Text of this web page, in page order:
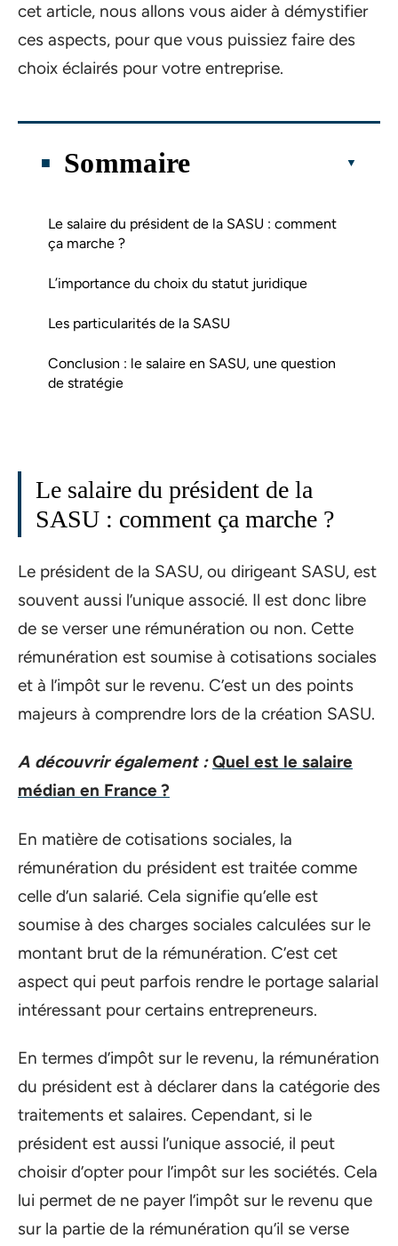
cet article, nous allons vous aider à démystifier
ces aspects, pour que vous puissiez faire des
choix éclairés pour votre entreprise.
Sommaire
Le salaire du président de la SASU : comment
ça marche ?
L’importance du choix du statut juridique
Les particularités de la SASU
Conclusion : le salaire en SASU, une question
de stratégie
Le salaire du président de la
SASU : comment ça marche ?
Le président de la SASU, ou dirigeant SASU, est
souvent aussi l’unique associé. Il est donc libre
de se verser une rémunération ou non. Cette
rémunération est soumise à cotisations sociales
et à l’impôt sur le revenu. C’est un des points
majeurs à comprendre lors de la création SASU.
A découvrir également : Quel est le salaire
médian en France ?
En matière de cotisations sociales, la
rémunération du président est traitée comme
celle d’un salarié. Cela signifie qu’elle est
soumise à des charges sociales calculées sur le
montant brut de la rémunération. C’est cet
aspect qui peut parfois rendre le portage salarial
intéressant pour certains entrepreneurs.
En termes d’impôt sur le revenu, la rémunération
du président est à déclarer dans la catégorie des
traitements et salaires. Cependant, si le
président est aussi l’unique associé, il peut
choisir d’opter pour l’impôt sur les sociétés. Cela
lui permet de ne payer l’impôt sur le revenu que
sur la partie de la rémunération qu’il se verse